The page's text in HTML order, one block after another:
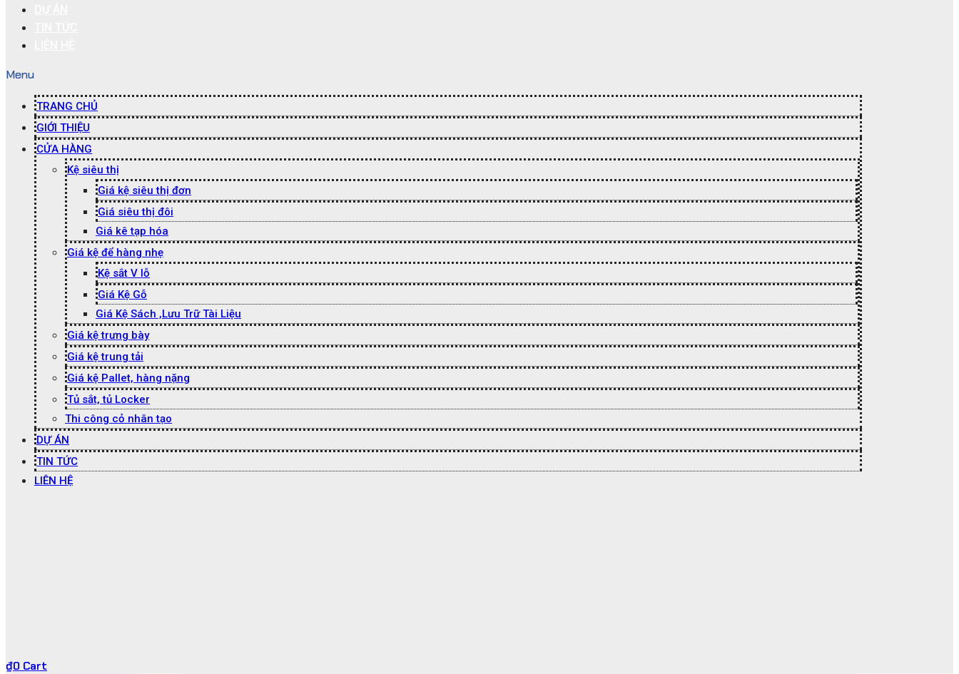
Menu
TRANG CHỦ
GIỚI THIỆU
CỬA HÀNG
Kệ siêu thị
Giá kệ siêu thị đơn
Giá siêu thị đôi
Giá kê tạp hóa
Giá kệ để hàng nhẹ
Kệ sắt V lỗ
Giá Kệ Gỗ
Giá Kệ Sách ,Lưu Trữ Tài Liệu
Giá kệ trưng bày
Giá kệ trung tải
Giá kệ Pallet, hàng nặng
Tủ sắt, tủ Locker
Thi công cỏ nhân tạo
DỰ ÁN
TIN TỨC
LIÊN HỆ
₫0 Cart